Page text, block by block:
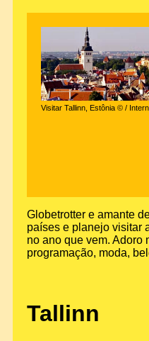
Visitar Tallinn, Estônia © /
Globetrotter e amante
países e planejo visitar
no ano que vem. Adoro
programação, moda,
Tallinn